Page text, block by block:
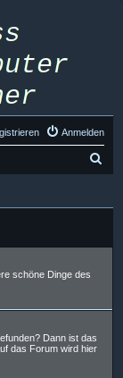
Anmelden
schöne Dinge des
Dann ist das
das Forum wird hier